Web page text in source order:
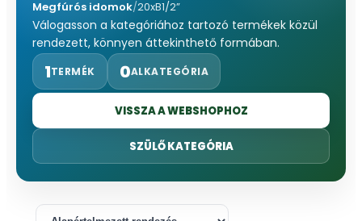
Megfúrós idomok/20xB1/2”
Válogasson a kategóriához tartozó termékek közül
rendezett, könnyen áttekinthető formában.
1TERMÉK 0ALKATEGÓRIA
VISSZA A WEBSHOPHOZ
SZÜLŐ KATEGÓRIA